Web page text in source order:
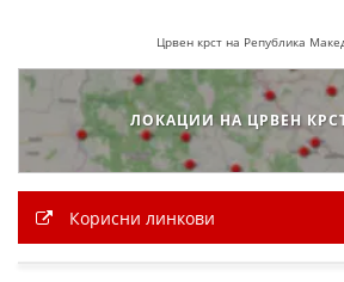
Црвен крст на Република
ЛОКАЦИИ НА ЦРВЕН
Корисни линкови